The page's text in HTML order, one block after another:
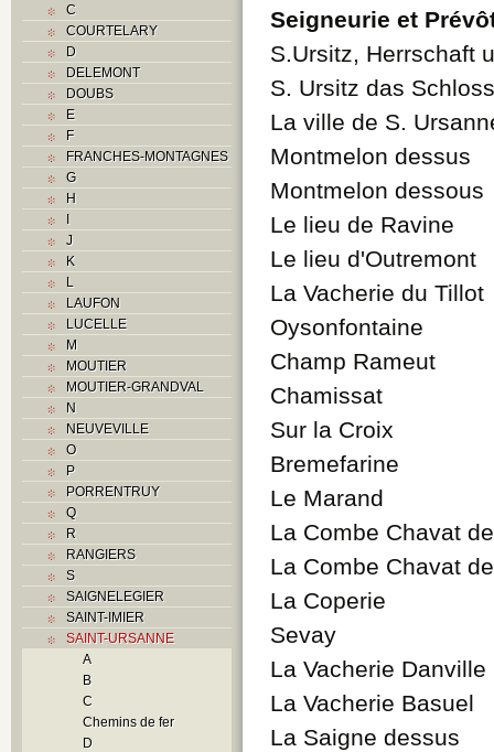
C
COURTELARY
D
DELEMONT
DOUBS
E
F
FRANCHES-MONTAGNES
G
H
I
J
K
L
LAUFON
LUCELLE
M
MOUTIER
MOUTIER-GRANDVAL
N
NEUVEVILLE
O
P
PORRENTRUY
Q
R
RANGIERS
S
SAIGNELEGIER
SAINT-IMIER
SAINT-URSANNE
A
B
C
Chemins de fer
D
Seigneurie et
S.Ursitz, Herrschaft
S. Ursitz das Schloss
La ville de S.
Montmelon dessus
Montmelon dessous
Le lieu de Ravine
Le lieu d'Outremont
La Vacherie du Tillot
Oysonfontaine
Champ Rameut
Chamissat
Sur la Croix
Bremefarine
Le Marand
La Combe Chavat
La Combe Chavat
La Coperie
Sevay
La Vacherie Danville
La Vacherie Basuel
La Saigne dessus